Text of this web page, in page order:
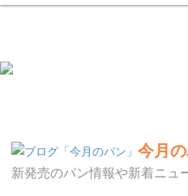
今月
新発売のパン情報や新着ニュ